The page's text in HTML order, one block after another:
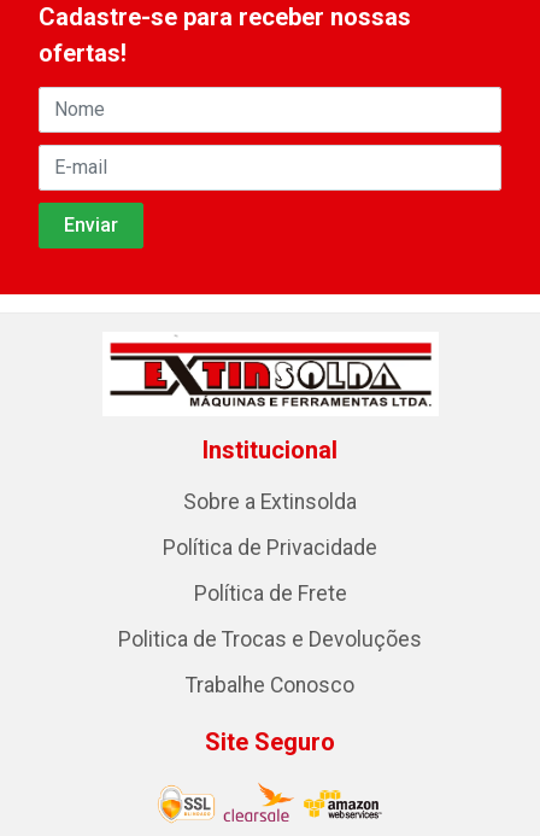
Cadastre-se para receber nossas
ofertas!
Institucional
Sobre a Extinsolda
Política de Privacidade
Política de Frete
Politica de Trocas e Devoluções
Trabalhe Conosco
Site Seguro